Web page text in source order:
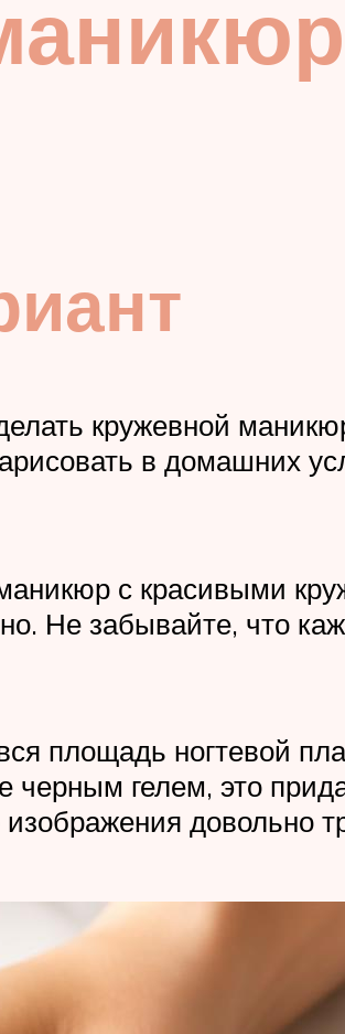
кружевной
в домашних
с красивыми
Не забывайте, что
площадь ногтевой
гелем, это
довольно